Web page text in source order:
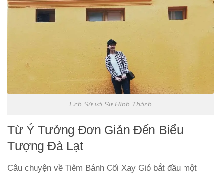
Lịch Sử và Sự Hình Thành
Từ Ý Tưởng Đơn Giản Đến Biểu
Tượng Đà Lạt
Câu chuyện về Tiệm Bánh Cối Xay Gió bắt đầu một